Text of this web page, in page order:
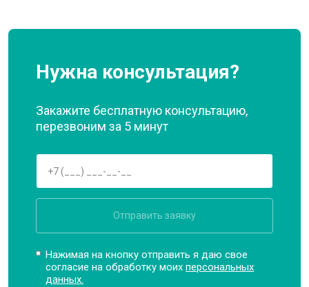
Нужна консультация?
Закажите бесплатную консультацию,
перезвоним за 5 минут
Отправить заявку
Нажимая на кнопку отправить я даю свое
согласие на обработку моихперсональных
данных.